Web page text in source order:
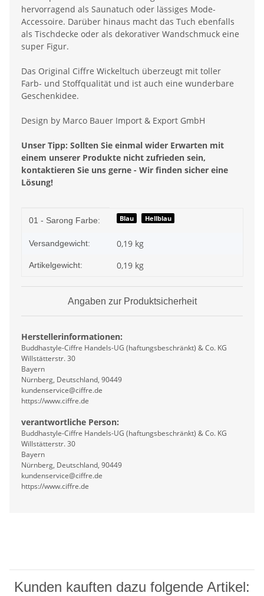
hervorragend als Saunatuch oder lässiges Mode-
Accessoire. Darüber hinaus macht das Tuch ebenfalls
als Tischdecke oder als dekorativer Wandschmuck eine
super Figur.
Das Original Ciffre Wickeltuch überzeugt mit toller
Farb- und Stoffqualität und ist auch eine wunderbare
Geschenkidee.
Design by Marco Bauer Import & Export GmbH
Unser Tipp: Sollten Sie einmal wider Erwarten mit
einem unserer Produkte nicht zufrieden sein,
kontaktieren Sie uns gerne - Wir finden sicher eine
Lösung!
Produkteigenschaft
Wert
01 - Sarong Farbe: Blau Hellblau
Versandgewicht: 0,19 kg
Artikelgewicht: 0,19 kg
Angaben zur Produktsicherheit
Herstellerinformationen:
Buddhastyle-Ciffre Handels-UG (haftungsbeschränkt) & Co. KG
Willstätterstr. 30
Bayern
Nürnberg, Deutschland, 90449
kundenservice@ciffre.de
https://www.ciffre.de
verantwortliche Person:
Buddhastyle-Ciffre Handels-UG (haftungsbeschränkt) & Co. KG
Willstätterstr. 30
Bayern
Nürnberg, Deutschland, 90449
kundenservice@ciffre.de
https://www.ciffre.de
Kunden kauften dazu folgende Artikel: